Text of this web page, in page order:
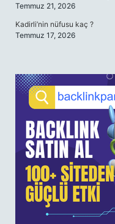
Temmuz 21, 2026
Kadirli’nin nüfusu kaç ?
Temmuz 17, 2026